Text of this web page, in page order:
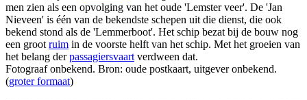
men zien als een opvolging van het oude 'Lemster veer'. De 'Jan
Nieveen' is één van de bekendste schepen uit die dienst, die ook
bekend stond als de 'Lemmerboot'. Het schip bezat bij de bouw nog
een groot ruim in de voorste helft van het schip. Met het groeien van
het belang derpassagiersvaart verdween dat.
Fotograaf onbekend. Bron: oude postkaart, uitgever onbekend.
(groter formaat)